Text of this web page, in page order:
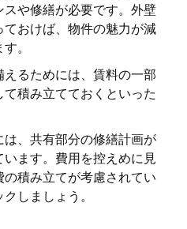
や修繕が必要です。外壁
おけば、物件の魅力が減
。
るためには、賃料の一部
積み立てておくといった
、共有部分の修繕計画が
ます。費用を控えめに見
積み立てが考慮されてい
しましょう。